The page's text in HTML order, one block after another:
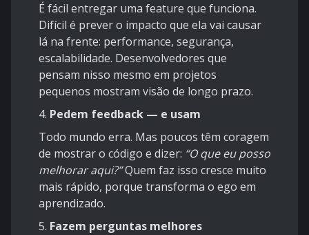
É fácil entregar uma feature que funciona.
Difícil é prever o impacto que ela vai causar
lá na frente: performance, segurança,
escalabilidade. Desenvolvedores que
pensam nisso mesmo em projetos
pequenos mostram visão de longo prazo.
4. Pedem feedback — e usam
Todo mundo erra. Mas poucos têm coragem
de mostrar o código e dizer: “O que eu posso
melhorar aqui?”Quem faz isso cresce muito
mais rápido, porque transforma o ego em
aprendizado.
5. Fazem perguntas melhores